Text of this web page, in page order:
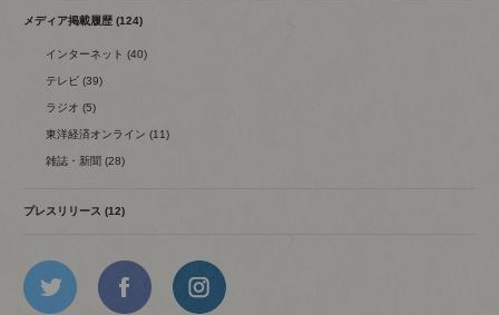
メディア掲載履歴 (124)
インターネット (40)
テレビ (39)
ラジオ (5)
東洋経済オンライン (11)
雑誌・新聞 (28)
プレスリリース (12)